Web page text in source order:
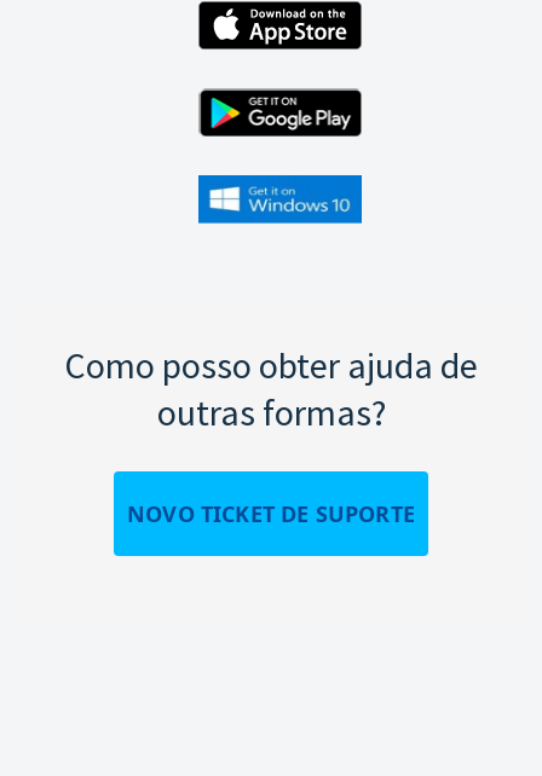
Como posso obter ajuda de
outras formas?
NOVO TICKET DE SUPORTE